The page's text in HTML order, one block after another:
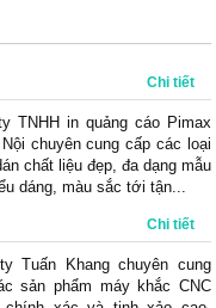
Chi tiết
TNHH in quảng cáo Pimax
chuyên cung cấp các loại
chất liệu đẹp, đa dạng mẫu
dáng, màu sắc tới tận...
Chi tiết
Tuấn Khang chuyên cung
sản phẩm máy khắc CNC